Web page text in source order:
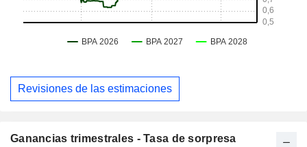
Revisiones de las estimaciones
Ganancias trimestrales - Tasa de sorpresa